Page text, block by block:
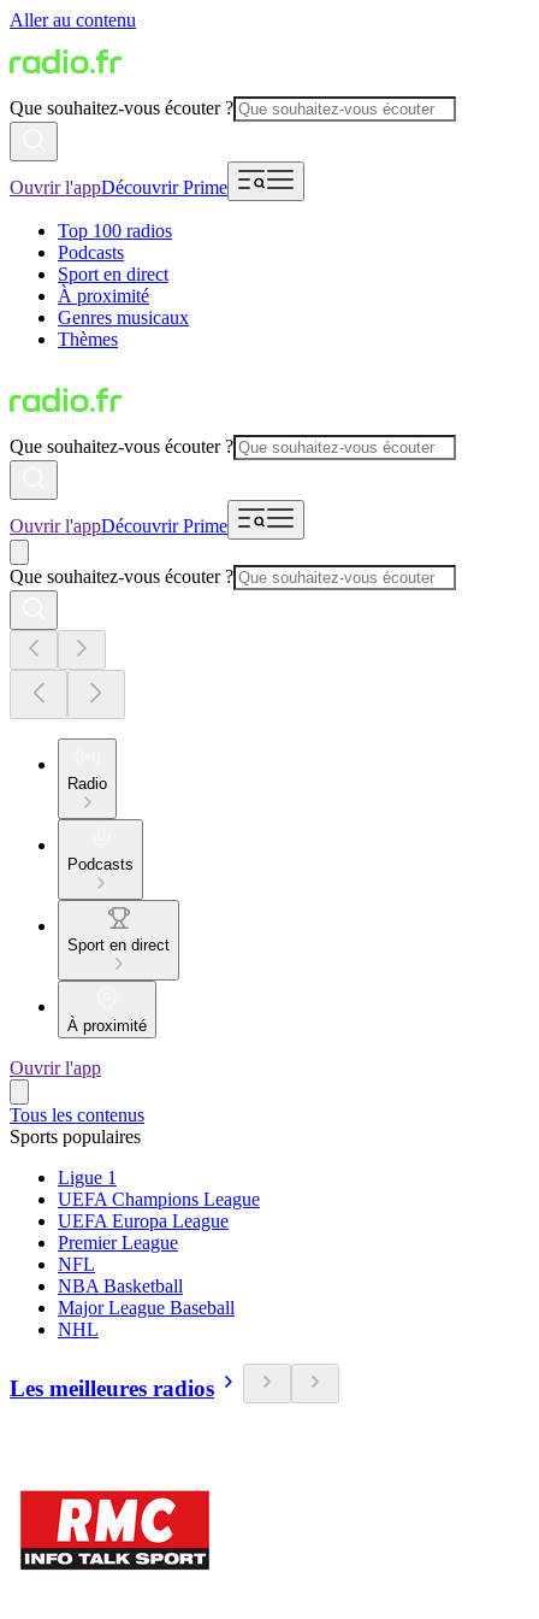
Aller au contenu
Que souhaitez-vous écouter ?
Ouvrir l'appDécouvrir Prime
Top 100 radios
Podcasts
Sport en direct
À proximité
Genres musicaux
Thèmes
Que souhaitez-vous écouter ?
Ouvrir l'appDécouvrir Prime
Que souhaitez-vous écouter ?
Radio
Podcasts
Sport en direct
À proximité
Ouvrir l'app
Tous les contenus
Sports populaires
Ligue 1
UEFA Champions League
UEFA Europa League
Premier League
NFL
NBA Basketball
Major League Baseball
NHL
Les meilleures radios